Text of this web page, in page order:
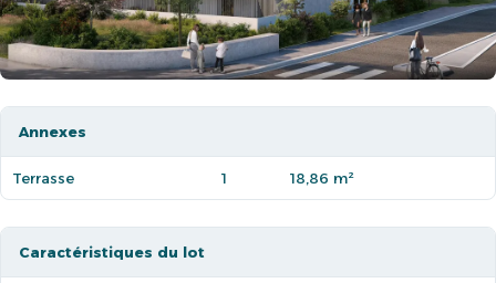
Annexes
Terrasse 1 18,86 m²
Caractéristiques du lot